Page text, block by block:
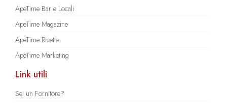
ApeTime Bar e Locali
ApeTime Magazine
ApeTime Ricette
ApeTime Marketing
Link utili
Sei un Fornitore?